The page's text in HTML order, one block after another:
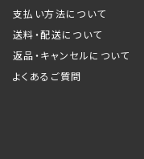
支払い方法について
送料・配送について
返品・キャンセルについて
よくあるご質問